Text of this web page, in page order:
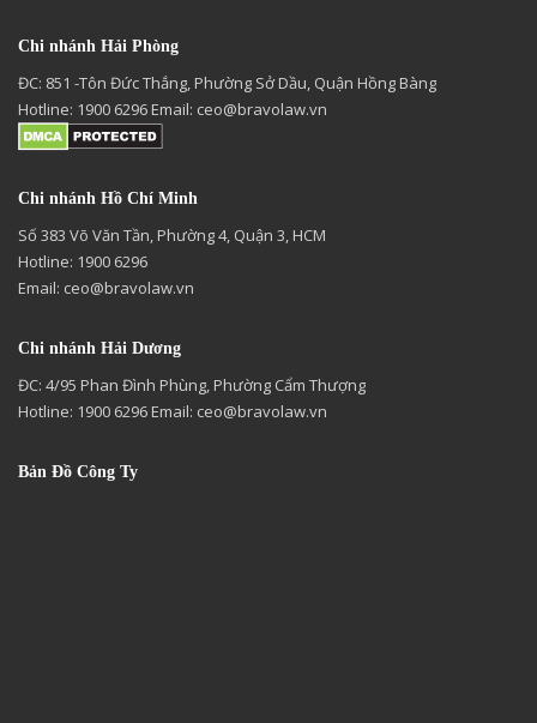
Chi nhánh Hải Phòng
ĐC: 851 -Tôn Đức Thắng, Phường Sở Dầu, Quận Hồng Bàng
Hotline: 1900 6296 Email: ceo@bravolaw.vn
Chi nhánh Hồ Chí Minh
Số 383 Võ Văn Tần, Phường 4, Quận 3, HCM
Hotline: 1900 6296
Email: ceo@bravolaw.vn
Chi nhánh Hải Dương
ĐC: 4/95 Phan Đình Phùng, Phường Cẩm Thượng
Hotline: 1900 6296 Email: ceo@bravolaw.vn
Bản Đồ Công Ty